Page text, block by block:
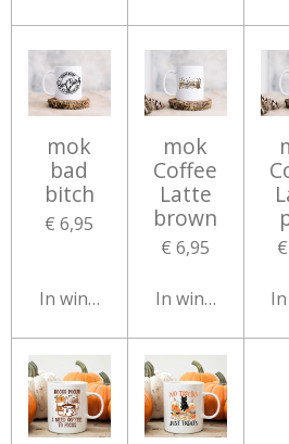
mok
bad
bitch
€ 6,95
In winkelwagen
mok
Coffee
Latte
brown
€ 6,95
In winkelwagen